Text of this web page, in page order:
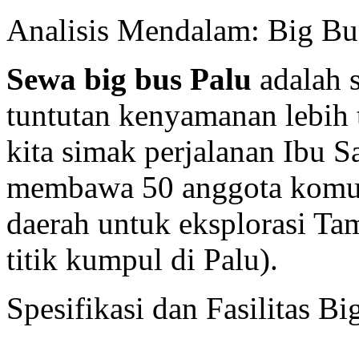
Analisis Mendalam: Big
Sewa big bus Palu adalah
tuntutan kenyamanan
kita simak perjalanan Ibu
membawa 50 anggota
daerah untuk eksplorasi
titik kumpul di Palu).
Spesifikasi dan Fasilitas